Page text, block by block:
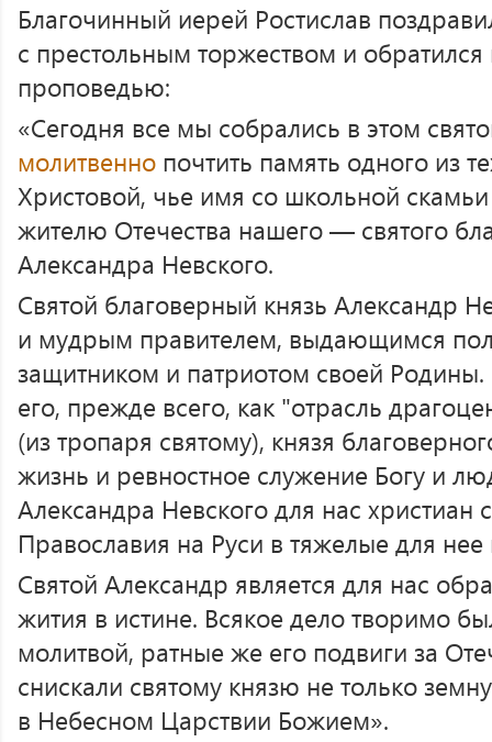
Благочинный иерей Ростислав
с престольным торжеством и
проповедью:
«Сегодня все мы собрались в этом
молитвенно почтить память одного из
Христовой, чье имя со школьной
жителю Отечества нашего — святого
Александра Невского.
Святой благоверный князь Александр
и мудрым правителем, выдающимся
защитником и патриотом своей
его, прежде всего, как "отрасль
(из тропаря святому), князя
жизнь и ревностное служение Богу и
Александра Невского для нас христиан
Православия на Руси в тяжелые для
Святой Александр является для нас
жития в истине. Всякое дело творимо
молитвой, ратные же его подвиги за
снискали святому князю не только
в Небесном Царствии Божием».